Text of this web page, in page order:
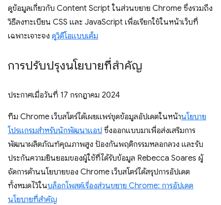
ดูข้อมูลเกี่ยวกับ Content Script ในส่วนขยาย Chrome ซึ่งรวมถึง
วิธีลงทะเบียน CSS และ JavaScript เพื่อเรียกใช้ในหน้าเว็บที่
เฉพาะเจาะจง ดูวิดีโอแบบเต็ม
การปรับปรุงนโยบายที่สำคัญ
ประกาศเมื่อวันที่ 17 กรกฎาคม 2024
ทีม Chrome เว็บสโตร์ได้เผยแพร่ชุดข้อมูลอัปเดตในหน้านโยบาย
โปรแกรมสำหรับนักพัฒนาแอป ซึ่งออกแบบมาเพื่อส่งเสริมการ
พัฒนาผลิตภัณฑ์คุณภาพสูง ป้องกันพฤติกรรมหลอกลวง และรับ
ประกันความยินยอมของผู้ใช้ที่ได้รับข้อมูล Rebecca Soares ผู้
จัดการด้านนโยบายของ Chrome เว็บสโตร์ได้สรุปการอัปเดต
ทั้งหมดไว้ในบล็อกโพสต์เรื่องส่วนขยาย Chrome: การอัปเดต
นโยบายที่สำคัญ